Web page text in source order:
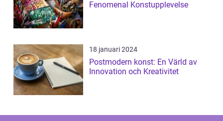
Fenomenal Konstupplevelse
18 januari 2024
Postmodern konst: En Värld av
Innovation och Kreativitet